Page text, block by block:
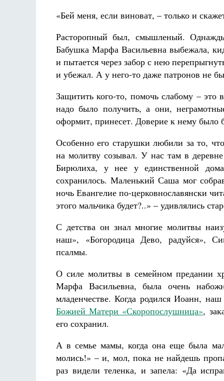
«Бей меня, если виноват, – только и
Расторопный был, смышленый.
Бабушка Марфа Васильевна выбежала,
и пытается через забор с нею
и убежал. А у него-то даже патронов не
Защитить кого-то, помочь слабому – это
надо было получить, а они,
оформит, принесет. Доверие к нему было
Особенно его старушки любили за то,
на молитву созывал. У нас там в
Бирюлиха, у нее у единственной
сохранилось. Маленький Саша мог
ночь Евангелие по-церковнославянски
этого мальчика будет?..» – удивлялись
С детства он знал многие молитвы
наш», «Богородица Дево, радуйся»,
псалмы.
О силе молитвы в семейном предании
Марфа Васильевна, была очень
младенчестве. Когда родился Иоанн,
Божией Матери «Скоропослушница»,
его сохранил.
А в семье мамы, когда она еще была
молись!» – и, мол, пока не найдешь
раз видели теленка, и запела: «Да